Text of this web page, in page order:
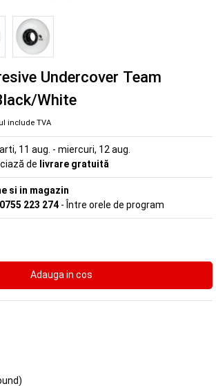
Undercover Team
White
include TVA
11 aug. - miercuri, 12 aug.
de livrare gratuită
si in magazin
0755 223 274 - Între orele de program